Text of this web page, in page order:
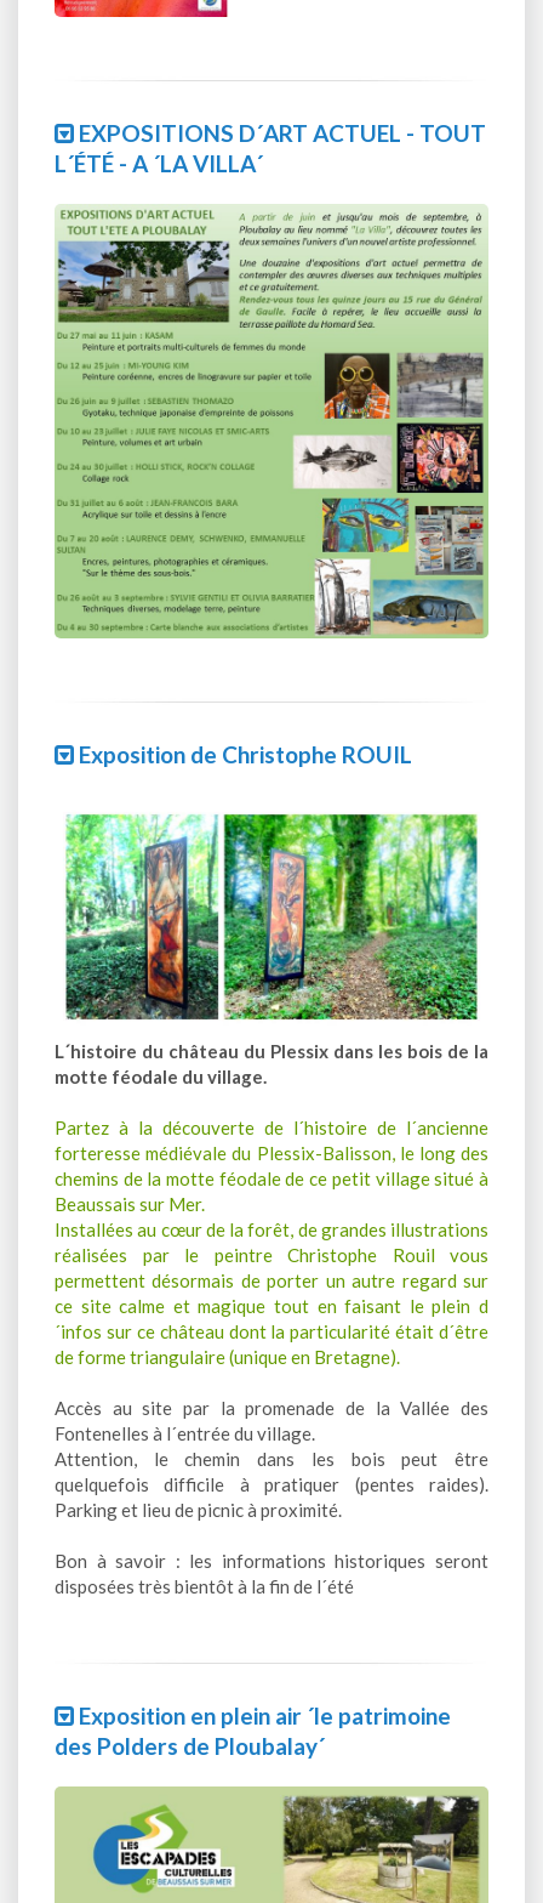
EXPOSITIONS D´ART ACTUEL - TOUT
L´ÉTÉ - A ´LA VILLA´
Exposition de Christophe ROUIL
L´histoire du château du Plessix dans les bois de la
motte féodale du village.
Partez à la découverte de l´histoire de l´ancienne
forteresse médiévale du Plessix-Balisson, le long des
chemins de la motte féodale de ce petit village situé à
Beaussais sur Mer.
Installées au cœur de la forêt, de grandes illustrations
réalisées par le peintre Christophe Rouil vous
permettent désormais de porter un autre regard sur
ce site calme et magique tout en faisant le plein d
´infos sur ce château dont la particularité était d´être
de forme triangulaire (unique en Bretagne).
Accès au site par la promenade de la Vallée des
Fontenelles à l´entrée du village.
Attention, le chemin dans les bois peut être
quelquefois difficile à pratiquer (pentes raides).
Parking et lieu de picnic à proximité.
Bon à savoir : les informations historiques seront
disposées très bientôt à la fin de l´été
Exposition en plein air ´le patrimoine
des Polders de Ploubalay´